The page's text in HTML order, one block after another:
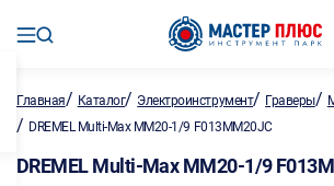
Главная/ Каталог/ Электроинструмент/ Граверы/
/ DREMEL Multi-Max MM20-1/9 F013MM20JC
DREMEL Multi-Max MM20-1/9